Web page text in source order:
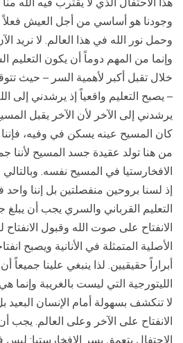
وجودنا هو أساسي من أجل العيش فعلاً
وحمل نور الله في هذا العالم. لا نريد
وإنما من المهم دوماً أن يكون التعليم
خلال تقبل أكبر لأهمية السر – حيث
– يصبح التعليم واقعياً إذ يرشدني إلى
يرشدني إلى الآخر لأن الآخر يقبل
كان المسيح عينه يسكن في وفيه،
من هنا تولد عقيدة جسد المسيح لأننا
الافخارستيا في المسيح نفسه.
إذ لسنا بروحين منفصلتين بل إننا
التعليم القرباني والسري يجب أن يبلغ
الانفتاح على صوت الله وقبول
الأصلية المتمثلة في الأنانية ويصبح
أبراراً حقيقيين. لذا ينبغي علينا جميعاً
الليتورجية التي ليست بالغريبة
لا تنكشف بسهولة أمام الإنسان
الانفتاح على الآخر وعلى العالم. يجب
الاحتفال بتعمق بسر الافخارستيا: